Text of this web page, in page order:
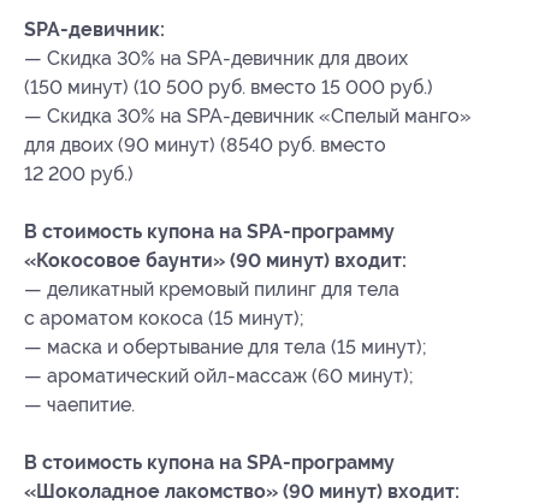
SPA-девичник:
— Скидка 30% на SPA-девичник для двоих
(150 минут) (10 500 руб. вместо 15 000 руб.)
— Скидка 30% на SPA-девичник «Спелый манго»
для двоих (90 минут) (8540 руб. вместо
12 200 руб.)
В стоимость купона на SPA-программу
«Кокосовое баунти» (90 минут) входит:
— деликатный кремовый пилинг для тела
с ароматом кокоса (15 минут);
— маска и обертывание для тела (15 минут);
— ароматический ойл-массаж (60 минут);
— чаепитие.
В стоимость купона на SPA-программу
«Шоколадное лакомство» (90 минут) входит: